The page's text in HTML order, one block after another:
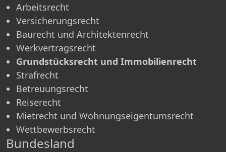
Arbeitsrecht
Versicherungsrecht
Baurecht und Architektenrecht
Werkvertragsrecht
Grundstücksrecht und Immobilienrecht
Strafrecht
Betreuungsrecht
Reiserecht
Mietrecht und Wohnungseigentumsrecht
Wettbewerbsrecht
Bundesland